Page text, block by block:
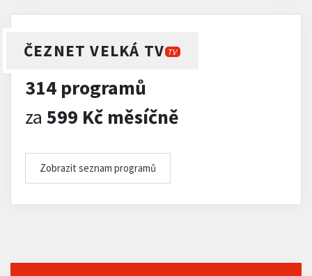
ČEZNET VELKÁ TV TV
314 programů
za 599 Kč měsíčně
Zobrazit seznam programů